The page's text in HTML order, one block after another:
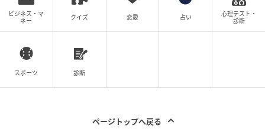
ビジネス・マ
ネー
クイズ 恋愛 占い
心理テスト・
診断
スポーツ 診断
ページトップへ戻る